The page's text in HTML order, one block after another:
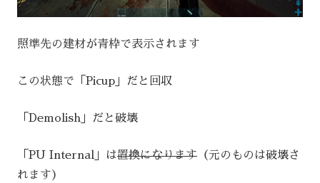
照準先の建材が青枠で表示されます
この状態で「Picup」だと回収
「Demolish」だと破壊
「PU Internal」は置換になります （元のものは破壊さ
れます）